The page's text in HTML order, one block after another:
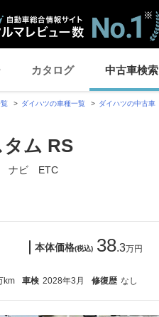
カタログ 中古車検索
覧 ダイハツの車種一覧 ダイハツの中古車
ム RS
ナビ ETC
本体価格(税込) 38.3万円
km 車検 2028年3月 修復歴 なし